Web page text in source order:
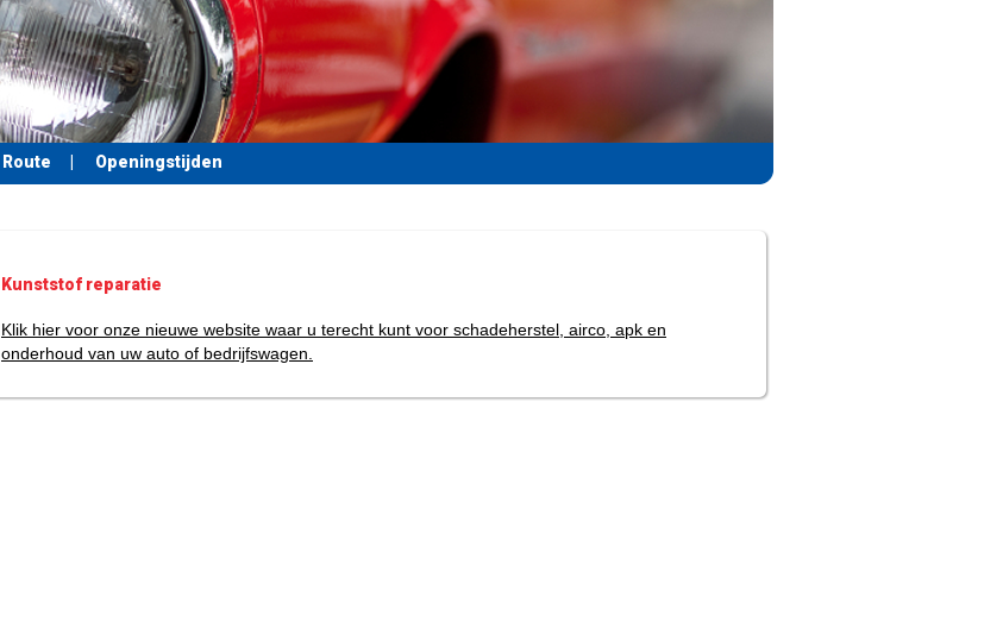
Route Openingstijden
Kunststof reparatie
Klik hier voor onze nieuwe website waar u terecht kunt voor schadeherstel, airco, apk en
onderhoud van uw auto of bedrijfswagen.